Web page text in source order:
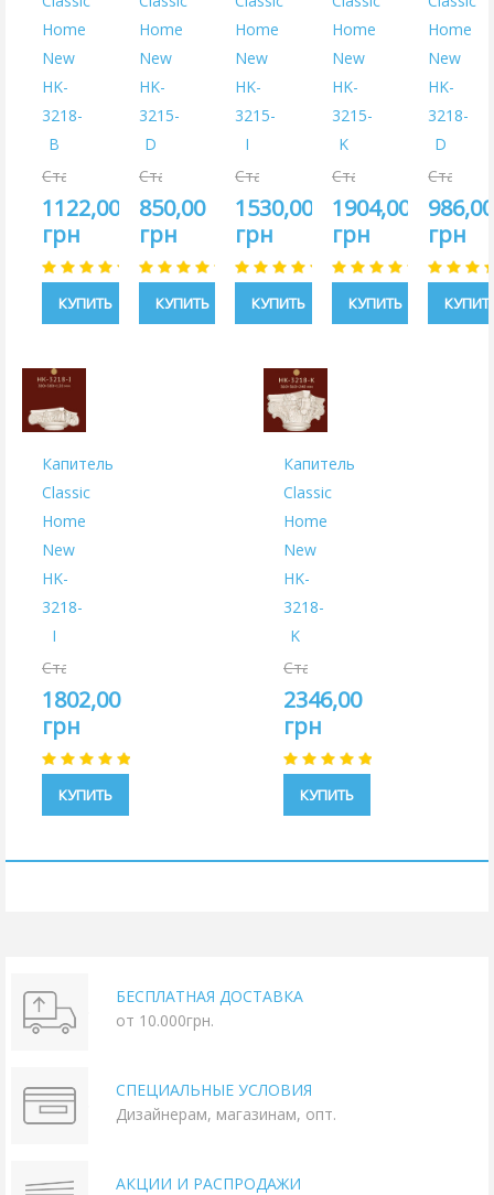
Home
New
HK-
3218-
B
Старая
цена:
1320,00
грн
1122,00
грн
КУПИТЬ
Home
New
HK-
3215-
D
Старая
цена:
1000,00
грн
850,00
грн
КУПИТЬ
Home
New
HK-
3215-
I
Старая
цена:
1800,00
грн
1530,00
грн
КУПИТЬ
Home
New
HK-
3215-
K
Старая
цена:
2240,00
грн
1904,00
грн
КУПИТЬ
Home
New
HK-
3218-
D
Старая
цена:
1160,00
грн
986,00
грн
Капитель
Classic
Home
New
HK-
3218-
I
Старая
цена:
2120,00
грн
1802,00
грн
КУПИТЬ
Капитель
Classic
Home
New
HK-
3218-
K
Старая
цена:
2760,00
грн
2346,00
грн
КУПИТЬ
БЕСПЛАТНАЯ ДОСТАВКА
от 10.000грн.
СПЕЦИАЛЬНЫЕ УСЛОВИЯ
Дизайнерам, магазинам, опт.
АКЦИИ И РАСПРОДАЖИ